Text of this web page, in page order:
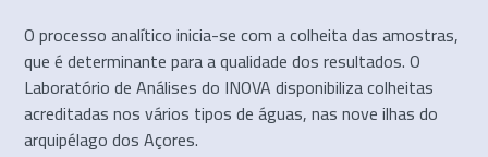
O processo analítico inicia-se com a colheita das amostras,
que é determinante para a qualidade dos resultados. O
Laboratório de Análises do INOVA disponibiliza colheitas
acreditadas nos vários tipos de águas, nas nove ilhas do
arquipélago dos Açores.